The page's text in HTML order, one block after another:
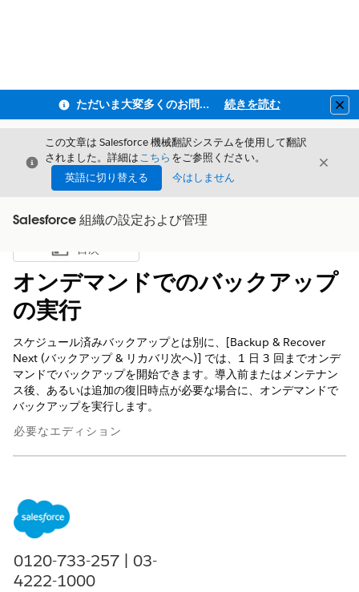
ただいま大変多くのお問い合わせをいただいており、ご連絡までにお時間を頂戴しております 続きを読む
閉じる
この文章は Salesforce 機械翻訳システムを使用して翻訳
されました。詳細はこちら をご参照ください。
英語に切り替える
今はしません
閉じる
Salesforce 組織の設定および管理
目次を表示
目次
オンデマンドでのバックアップ
の実行
スケジュール済みバックアップとは別に、[Backup & Recover
Next (バックアップ & リカバリ次へ)] では、1 日 3 回までオンデ
マンドでバックアップを開始できます。導入前またはメンテナン
ス後、あるいは追加の復旧時点が必要な場合に、オンデマンドで
バックアップを実行します。
必要なエディション
使用可能なエディション: Backup & Recover Data および
Backup & Recover Files アドオンライセンスが付属する
Professional
必要なユーザー権限
0120-733-257 | 03-
4222-1000